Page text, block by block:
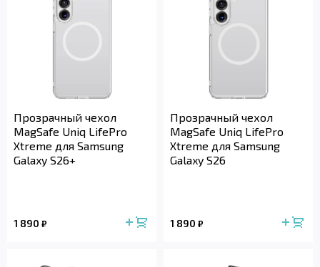
Прозрачный чехол
MagSafe Uniq LifePro
Xtreme для Samsung
Galaxy S26+
1 890 ₽
Прозрачный чехол
MagSafe Uniq LifePro
Xtreme для Samsung
Galaxy S26
1 890 ₽